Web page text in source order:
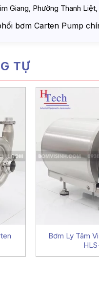
Giang, Phường Thanh Liệt,
bơm Carten Pump
TỰ
Bơm Ly Tâm